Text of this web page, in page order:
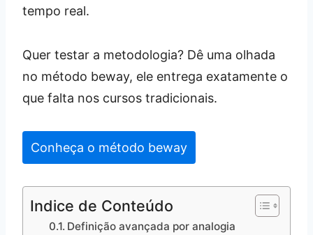
tempo real.
Quer testar a metodologia? Dê uma olhada
no método beway, ele entrega exatamente o
que falta nos cursos tradicionais.
Conheça o método beway
Indice de Conteúdo
Definição avançada por analogia